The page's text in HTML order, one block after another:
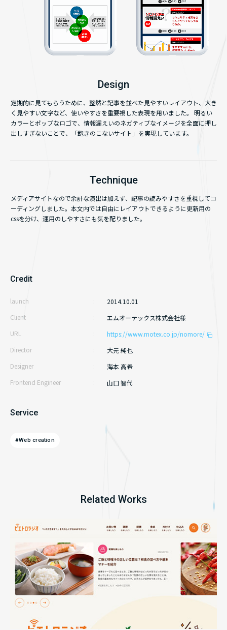
サイト制作
コンテンツ制作
キャンペーンサイト
メディアサイト
お知らせ
ライティング実績
Design
定期的に見てもらうために、整然と記事を並べた見やすいレイアウト、大き
く見やすい文字など、使いやすさを重要視した表現を用いました。 明るい
カラーとポップなロゴで、情報漏えいのネガティブなイメージを全面に押し
出しすぎないことで、「飽きのこないサイト」を実現しています。
Technique
メディアサイトなので余計な演出は加えず、記事の読みやすさを重視してコ
ーディングしました。本文内では自由にレイアウトできるように更新用の
cssを分け、運用のしやすさにも気を配りました。
Credit
launch
2014.10.01
Client
エムオーテックス株式会社様
URL
https://www.motex.co.jp/nomore/
Director
大元 純也
Designer
海本 高希
Frontend Engineer
山口 智代
Service
#Web creation
Related Works